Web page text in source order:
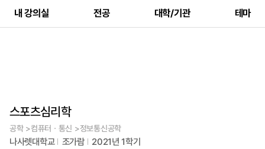
내 강의실 전공 대학/기관 테마
스포츠심리학
공학 >컴퓨터ㆍ통신 >정보통신공학
나사렛대학교 조가람 2021년 1학기